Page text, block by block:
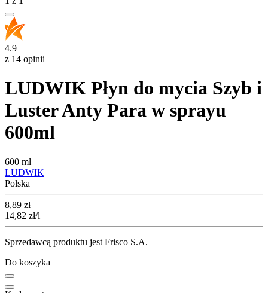
4.9
z 14 opinii
LUDWIK Płyn do mycia Szyb i
Luster Anty Para w sprayu
600ml
600 ml
LUDWIK
Polska
Cena
8,89 zł
14,82 zł/l
Sprzedawcą produktu jest Frisco S.A.
Do koszyka